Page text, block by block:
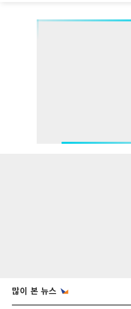
많이 본 뉴스